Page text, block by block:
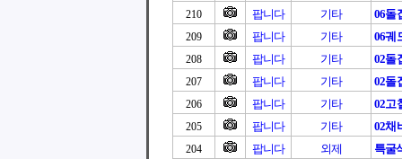
210 팝니다 기타 06돌
209 팝니다 기타 06궤
208 팝니다 기타 02돌
207 팝니다 기타 02돌
206 팝니다 기타 02고
205 팝니다 기타 02채
204 팝니다 외제 특굴